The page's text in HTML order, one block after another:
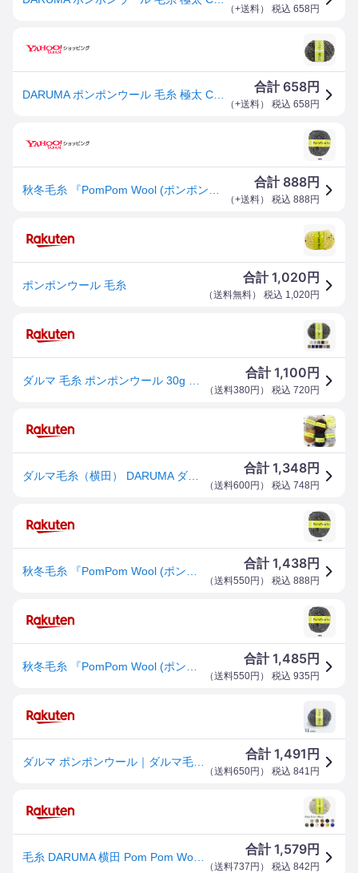
（+送料） 税込 658 円
合計658円
（+送料） 税込 658 円
合計 888円
（+送料） 税込 888 円
ポンポンウール 毛糸
合計1,020 円
（送料無料） 税込 1,020円
合計1,100 円
（送料380円 ） 税込 720円
合計1,348円
（送料600円 ） 税込 748 円
合計1,438円
（送料550円 ） 税込 888 円
合計1,485円
（送料550円 ） 税込 935 円
合計1,491 円
（送料650円 ） 税込 841 円
合計1,579円
（送料737円 ） 税込 842 円